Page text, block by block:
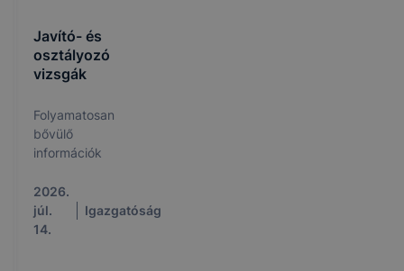
Javító- és
osztályozó
vizsgák
Folyamatosan
bővülő
információk
2026.
júl.
14.
Igazgatóság